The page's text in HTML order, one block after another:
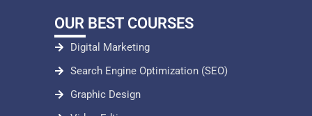
OUR BEST COURSES
Digital Marketing
Search Engine Optimization (SEO)
Graphic Design